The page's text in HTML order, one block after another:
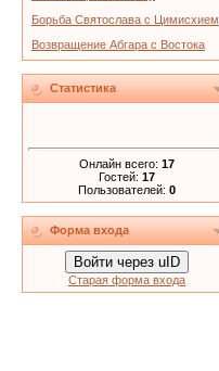
Борьба Святослава с Цимисхием
Возвращение Абгара с Востока
Статистика
Онлайн всего: 17
Гостей: 17
Пользователей: 0
Форма входа
Войти через uID
Старая форма входа